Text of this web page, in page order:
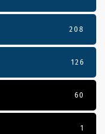
208
126
60
1